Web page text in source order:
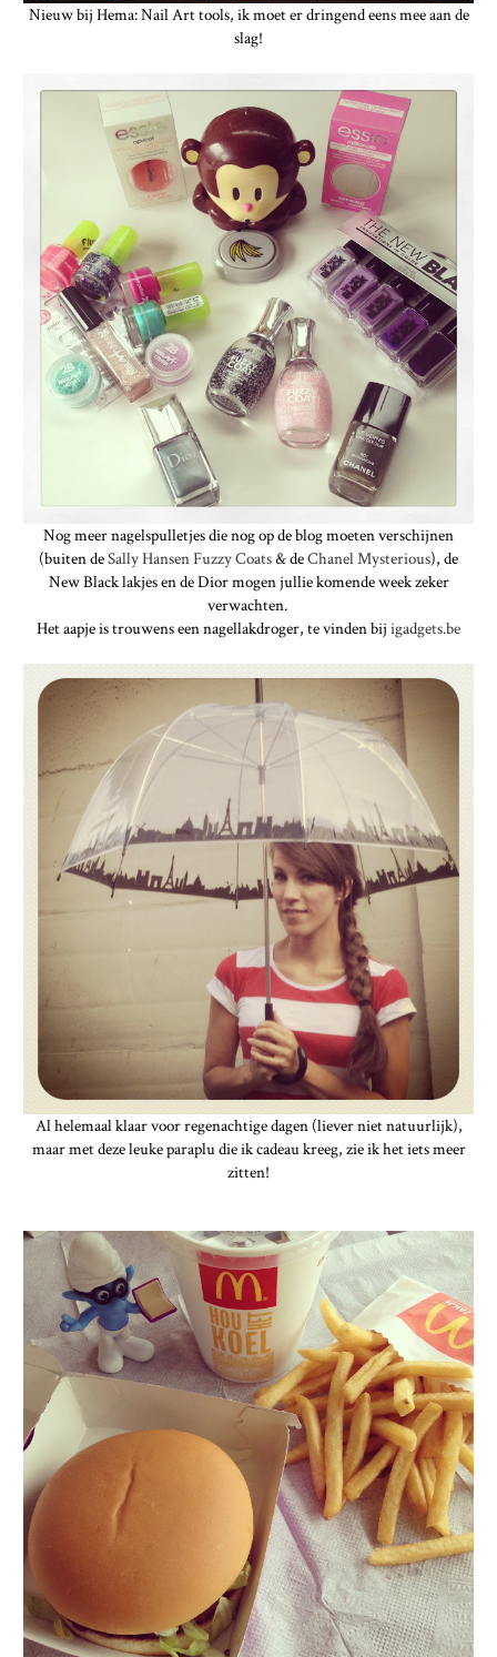
Nieuw bij Hema: Nail Art tools, ik moet er dringend eens mee aan de
slag!
Nog meer nagelspulletjes die nog op de blog moeten verschijnen
(buiten deSally Hansen Fuzzy Coats& deChanel Mysterious), de
New Black lakjes en de Dior mogen jullie komende week zeker
verwachten.
Het aapje is trouwens een nagellakdroger, te vinden bij igadgets.be
Al helemaal klaar voor regenachtige dagen (liever niet natuurlijk),
maar met deze leuke paraplu die ik cadeau kreeg, zie ik het iets meer
zitten!